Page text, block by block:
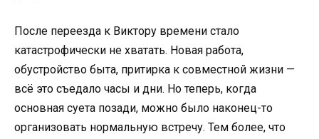
После переезда к Виктору времени стало
катастрофически не хватать. Новая работа,
обустройство быта, притирка к совместной жизни —
всё это съедало часы и дни. Но теперь, когда
основная суета позади, можно было наконец-то
организовать нормальную встречу. Тем более, что